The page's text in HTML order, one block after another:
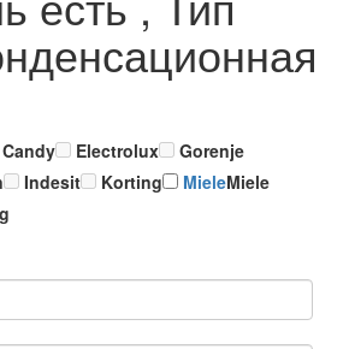
Candy Electrolux
Gorenje
Indesit Korting MieleMiele